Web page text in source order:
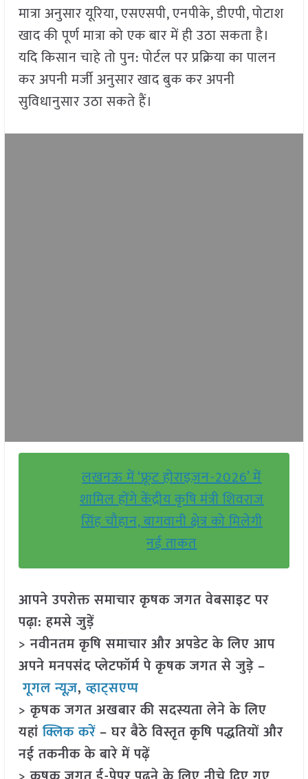
मात्रा अनुसार यूरिया, एसएसपी, एनपीके, डीएपी, पोटाश
खाद की पूर्ण मात्रा को एक बार में ही उठा सकता है।
यदि किसान चाहे तो पुन: पोर्टल पर प्रक्रिया का पालन
कर अपनी मर्जी अनुसार खाद बुक कर अपनी
सुविधानुसार उठा सकते हैं।
लखनऊ में ‘फ्रूट होराइज़न-2026’ में
शामिल होंगे केंद्रीय कृषि मंत्री शिवराज
सिंह चौहान, बागवानी क्षेत्र को मिलेगी
नई ताकत
आपने उपरोक्त समाचार कृषक जगत वेबसाइट पर
पढ़ा: हमसे जुड़ें
> नवीनतम कृषि समाचार और अपडेट के लिए आप
अपने मनपसंद प्लेटफॉर्म पे कृषक जगत से जुड़े –
गूगल न्यूज़,व्हाट्सएप्प
> कृषक जगत अखबार की सदस्यता लेने के लिए
यहांक्लिक करें– घर बैठे विस्तृत कृषि पद्धतियों और
नई तकनीक के बारे में पढ़ें